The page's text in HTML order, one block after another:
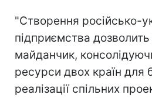
"Створення російсько-
підприємства
майданчик,
ресурси двох країн для
реалізації спільних